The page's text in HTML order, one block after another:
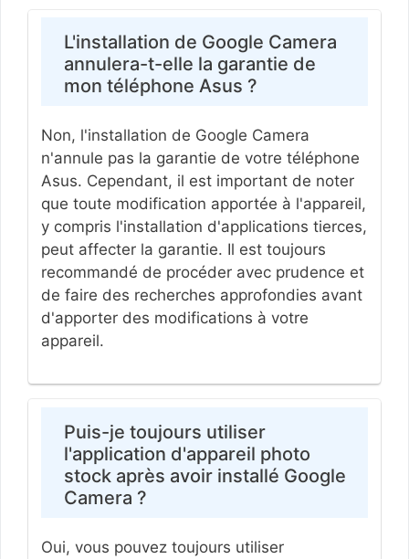
L'installation de Google Camera
annulera-t-elle la garantie de
mon téléphone Asus ?
Non, l'installation de Google Camera
n'annule pas la garantie de votre téléphone
Asus. Cependant, il est important de noter
que toute modification apportée à l'appareil,
y compris l'installation d'applications tierces,
peut affecter la garantie. Il est toujours
recommandé de procéder avec prudence et
de faire des recherches approfondies avant
d'apporter des modifications à votre
appareil.
Puis-je toujours utiliser
l'application d'appareil photo
stock après avoir installé Google
Camera ?
Oui, vous pouvez toujours utiliser